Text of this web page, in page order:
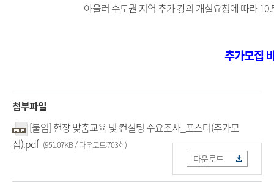
아울러 수도권 지역 추가 강의 개설요청에 따라
추가모집
첨부파일
[붙임] 현장 맞춤교육 및 컨설팅 수요조사_포스터(추가모
집).pdf (951.07KB / 다운로드:703회)
다운로드